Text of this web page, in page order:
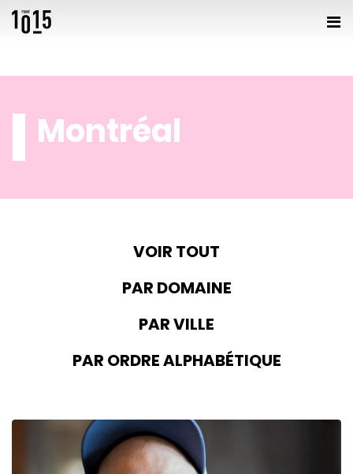
Montréal
VOIR TOUT
PAR DOMAINE
PAR VILLE
PAR ORDRE ALPHABÉTIQUE